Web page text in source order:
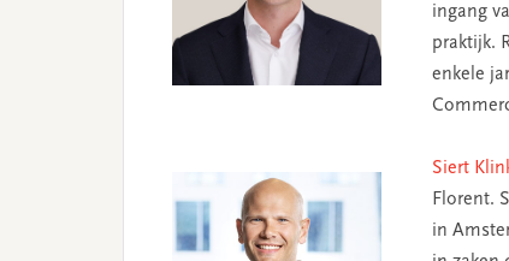
ingang
praktijk.
enkele
Siert
Florent.
in